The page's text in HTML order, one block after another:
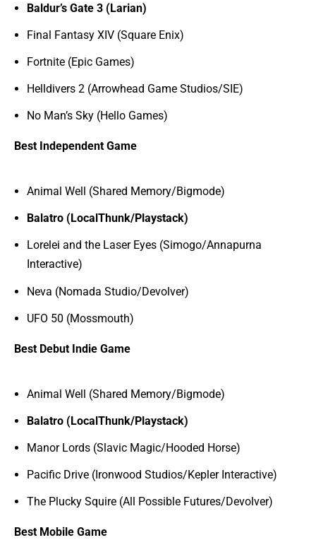
Baldur’s Gate 3 (Larian)
Final Fantasy XIV (Square Enix)
Fortnite (Epic Games)
Helldivers 2 (Arrowhead Game Studios/SIE)
No Man’s Sky (Hello Games)
Best Independent Game
Animal Well (Shared Memory/Bigmode)
Balatro (LocalThunk/Playstack)
Lorelei and the Laser Eyes (Simogo/Annapurna
Interactive)
Neva (Nomada Studio/Devolver)
UFO 50 (Mossmouth)
Best Debut Indie Game
Animal Well (Shared Memory/Bigmode)
Balatro (LocalThunk/Playstack)
Manor Lords (Slavic Magic/Hooded Horse)
Pacific Drive (Ironwood Studios/Kepler Interactive)
The Plucky Squire (All Possible Futures/Devolver)
Best Mobile Game